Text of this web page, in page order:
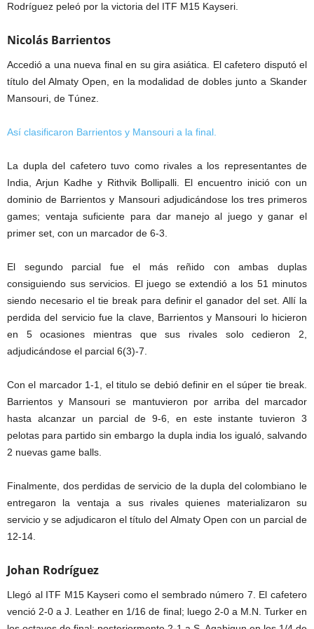
Rodríguez peleó por la victoria del ITF M15 Kayseri.
Nicolás Barrientos
Accedió a una nueva final en su gira asiática. El cafetero disputó el
título del Almaty Open, en la modalidad de dobles junto a Skander
Mansouri, de Túnez.
Así clasificaron Barrientos y Mansouri a la final.
La dupla del cafetero tuvo como rivales a los representantes de
India, Arjun Kadhe y Rithvik Bollipalli. El encuentro inició con un
dominio de Barrientos y Mansouri adjudicándose los tres primeros
games; ventaja suficiente para dar manejo al juego y ganar el
primer set, con un marcador de 6-3.
El segundo parcial fue el más reñido con ambas duplas
consiguiendo sus servicios. El juego se extendió a los 51 minutos
siendo necesario el tie break para definir el ganador del set. Allí la
perdida del servicio fue la clave, Barrientos y Mansouri lo hicieron
en 5 ocasiones mientras que sus rivales solo cedieron 2,
adjudicándose el parcial 6(3)-7.
Con el marcador 1-1, el titulo se debió definir en el súper tie break.
Barrientos y Mansouri se mantuvieron por arriba del marcador
hasta alcanzar un parcial de 9-6, en este instante tuvieron 3
pelotas para partido sin embargo la dupla india los igualó, salvando
2 nuevas game balls.
Finalmente, dos perdidas de servicio de la dupla del colombiano le
entregaron la ventaja a sus rivales quienes materializaron su
servicio y se adjudicaron el título del Almaty Open con un parcial de
12-14.
Johan Rodríguez
Llegó al ITF M15 Kayseri como el sembrado número 7. El cafetero
venció 2-0 a J. Leather en 1/16 de final; luego 2-0 a M.N. Turker en